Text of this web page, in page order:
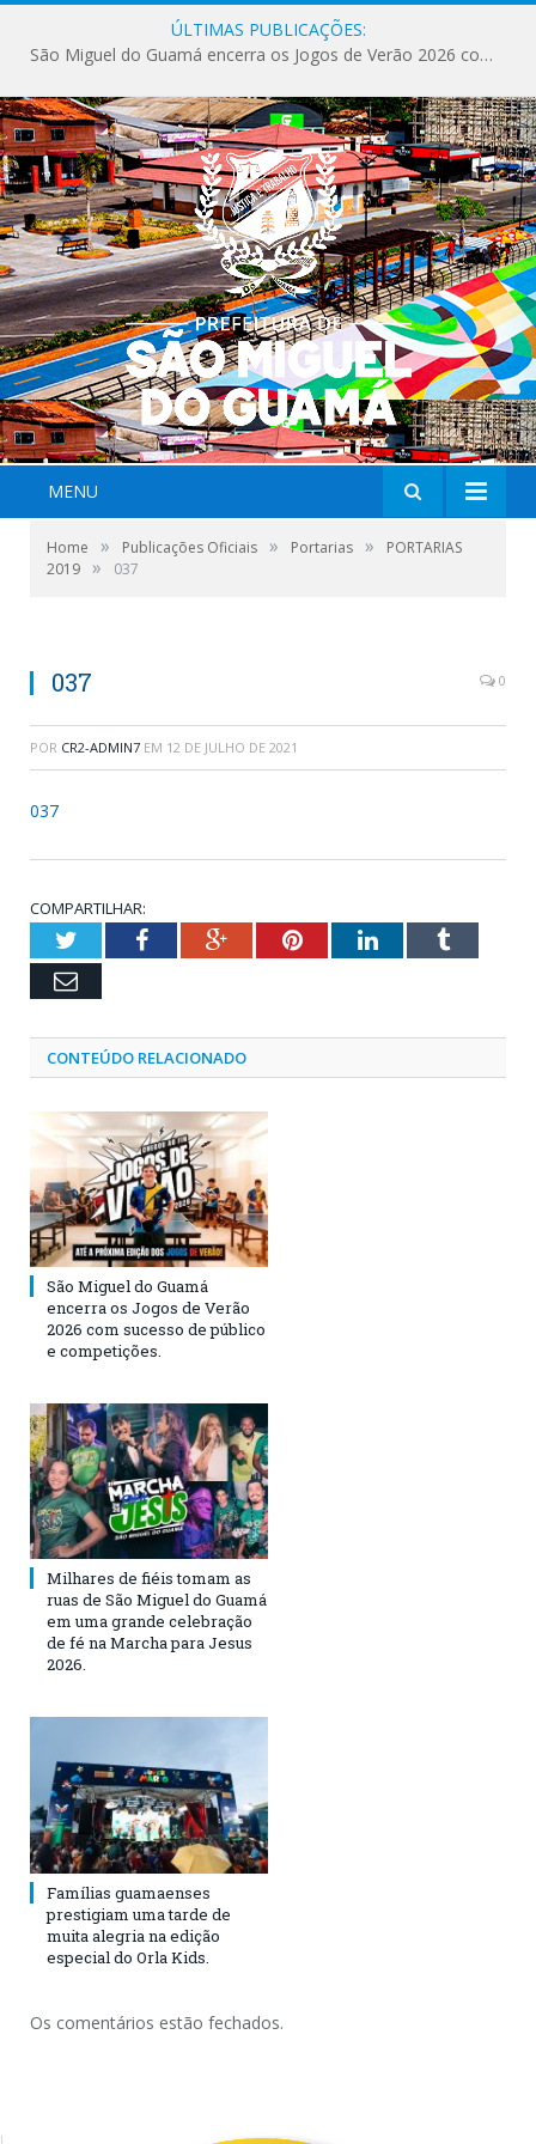
ÚLTIMAS PUBLICAÇÕES:
São Miguel do Guamá encerra os Jogos de Verão 2026 com sucesso de público e competições.
MENU
Home » Publicações Oficiais » Portarias »
PORTARIAS
2019 » 037
037 0
POR CR2-ADMIN7 EM 12 DE JULHO DE 2021
037
COMPARTILHAR:
TwitterFacebookGoogle+PinterestLinkedInTumblr
Email
CONTEÚDO RELACIONADO
São Miguel do Guamá
encerra os Jogos de Verão
2026 com sucesso de público
e competições.
Milhares de fiéis tomam as
ruas de São Miguel do Guamá
em uma grande celebração
de fé na Marcha para Jesus
2026.
Famílias guamaenses
prestigiam uma tarde de
muita alegria na edição
especial do Orla Kids.
Os comentários estão fechados.